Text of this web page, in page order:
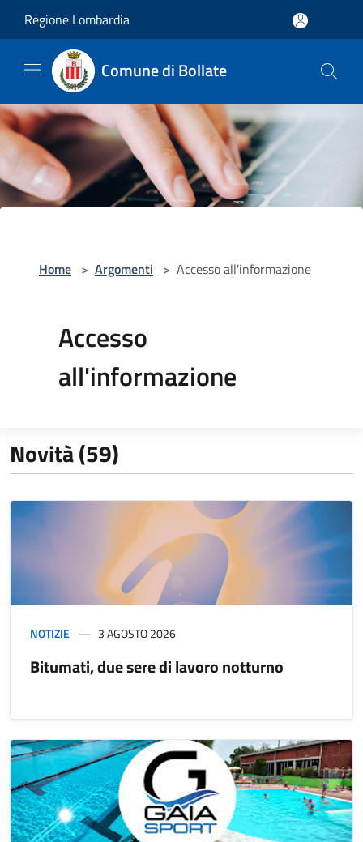
Regione Lombardia
Comune di Bollate
Home > Argomenti > Accesso all'informazione
Accesso
all'informazione
Novità (59)
NOTIZIE 3 AGOSTO 2026
Bitumati, due sere di lavoro notturno